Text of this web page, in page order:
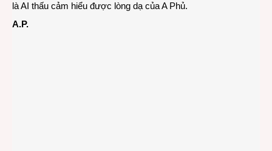
là AI thấu cảm hiểu được lòng dạ của A Phủ.
A.P.